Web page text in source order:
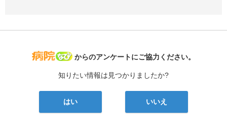
病院なび
からのアンケートにご協力ください。
知りたい情報は見つかりましたか?
はい いいえ